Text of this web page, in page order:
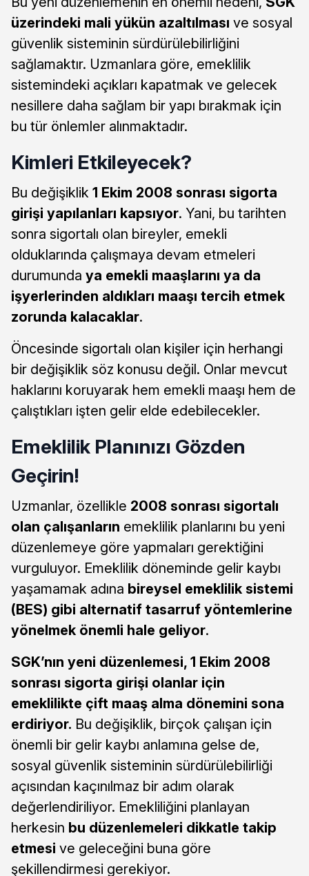
üzerindeki mali yükün azaltılması ve sosyal
güvenlik sisteminin sürdürülebilirliğini
sağlamaktır. Uzmanlara göre, emeklilik
sistemindeki açıkları kapatmak ve gelecek
nesillere daha sağlam bir yapı bırakmak için
bu tür önlemler alınmaktadır.
Kimleri Etkileyecek?
Bu değişiklik 1 Ekim 2008 sonrası sigorta
girişi yapılanları kapsıyor. Yani, bu tarihten
sonra sigortalı olan bireyler, emekli
olduklarında çalışmaya devam etmeleri
durumunda ya emekli maaşlarını ya da
işyerlerinden aldıkları maaşı tercih etmek
zorunda kalacaklar.
Öncesinde sigortalı olan kişiler için herhangi
bir değişiklik söz konusu değil. Onlar mevcut
haklarını koruyarak hem emekli maaşı hem de
çalıştıkları işten gelir elde edebilecekler.
Emeklilik Planınızı Gözden
Geçirin!
Uzmanlar, özellikle 2008 sonrası sigortalı
olan çalışanların emeklilik planlarını bu yeni
düzenlemeye göre yapmaları gerektiğini
vurguluyor. Emeklilik döneminde gelir kaybı
yaşamamak adına bireysel emeklilik sistemi
(BES) gibi alternatif tasarruf yöntemlerine
yönelmek önemli hale geliyor.
SGK’nın yeni düzenlemesi, 1 Ekim 2008
sonrası sigorta girişi olanlar için
emeklilikte çift maaş alma dönemini sona
erdiriyor. Bu değişiklik, birçok çalışan için
önemli bir gelir kaybı anlamına gelse de,
sosyal güvenlik sisteminin sürdürülebilirliği
açısından kaçınılmaz bir adım olarak
değerlendiriliyor. Emekliliğini planlayan
herkesin bu düzenlemeleri dikkatle takip
etmesi ve geleceğini buna göre
şekillendirmesi gerekiyor.